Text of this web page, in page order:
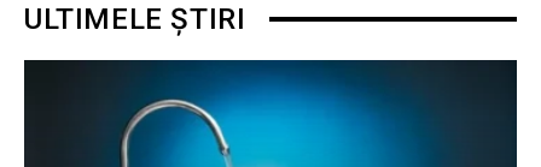
ULTIMELE ȘTIRI